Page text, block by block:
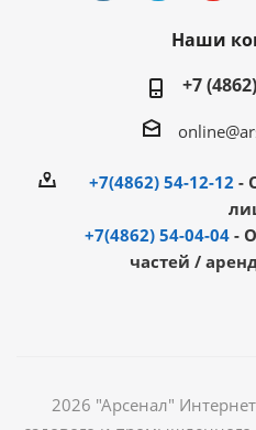
Наши
+7
+7(4862) 54-12-12 -
+7(4862) 54-04-04 -
частей /
2026 "Арсенал"